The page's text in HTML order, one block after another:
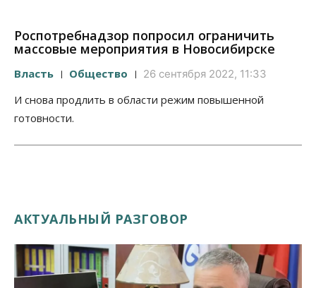
Роспотребнадзор попросил ограничить
массовые мероприятия в Новосибирске
Власть Общество 26 сентября 2022, 11:33
И снова продлить в области режим повышенной
готовности.
АКТУАЛЬНЫЙ РАЗГОВОР